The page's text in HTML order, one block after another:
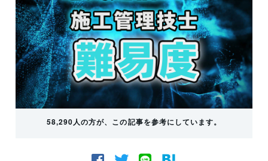
58,290人の方が、この記事を参考にしています。